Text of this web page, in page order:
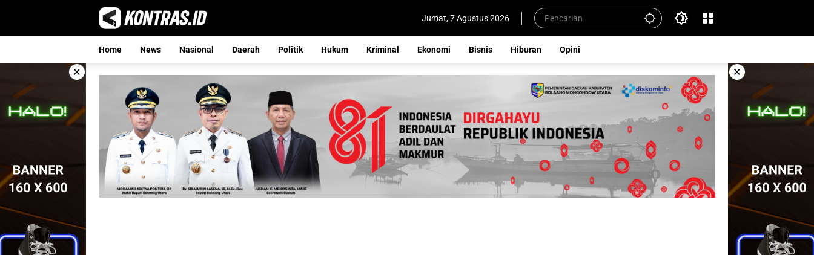
Jumat, 7 Agustus 2026
Home News Nasional Daerah Politik Hukum Kriminal Ekonomi Bisnis Hiburan Opini
× ×